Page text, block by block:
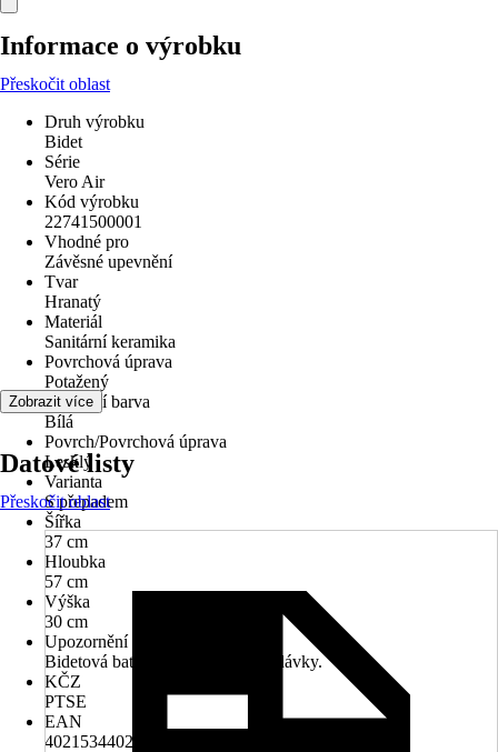
Informace o výrobku
Přeskočit oblast
Druh výrobku
Bidet
Série
Vero Air
Kód výrobku
22741500001
Vhodné pro
Závěsné upevnění
Tvar
Hranatý
Materiál
Sanitární keramika
Povrchová úprava
Potažený
Základní barva
Bílá
Povrch/Povrchová úprava
Lesklý
Varianta
S přepadem
Šířka
37 cm
Hloubka
57 cm
Výška
30 cm
Upozornění
Bidetová baterie není součástí dodávky.
KČZ
PTSE
EAN
4021534402180
Zobrazit více
Datové listy
Přeskočit oblast